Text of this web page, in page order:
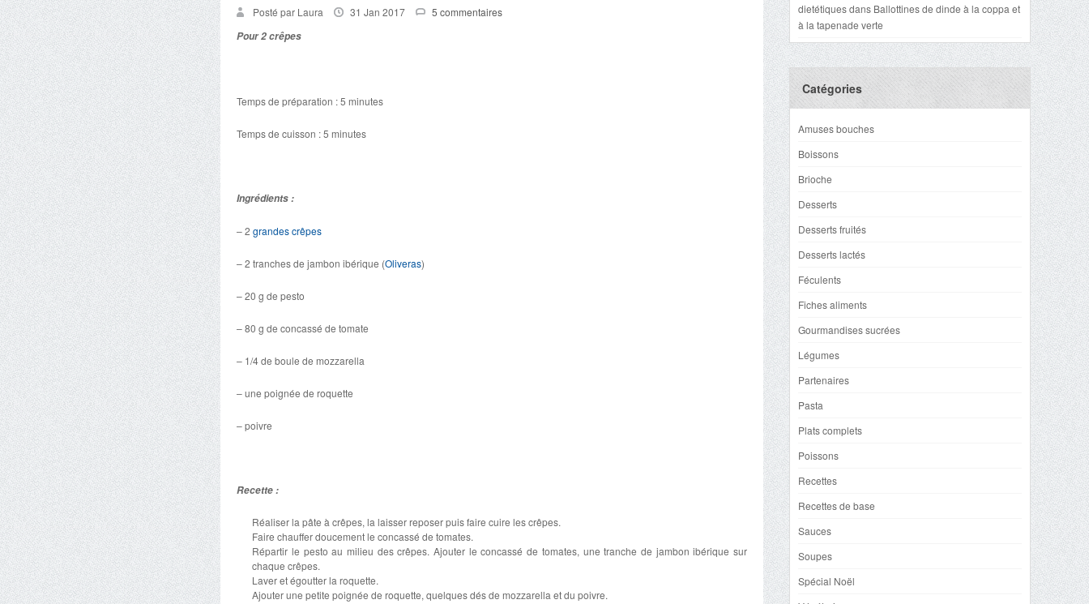
Posté par Laura 31 Jan 2017
5 commentaires
Pour 2 crêpes
Temps de préparation : 5 minutes
Temps de cuisson : 5 minutes
Ingrédients :
– 2 grandes crêpes
– 2 tranches de jambon ibérique (Oliveras)
– 20 g de pesto
– 80 g de concassé de tomate
– 1/4 de boule de mozzarella
– une poignée de roquette
– poivre
Recette :
Réaliser la pâte à crêpes, la laisser reposer puis faire cuire les crêpes.
Faire chauffer doucement le concassé de tomates.
Répartir le pesto au milieu des crêpes. Ajouter le concassé de tomates, une tranche de jambon ibérique sur
chaque crêpes.
Laver et égoutter la roquette.
Ajouter une petite poignée de roquette, quelques dés de mozzarella et du poivre.
dietétiquesdans Ballottines de dinde à la coppa et
à la tapenade verte
Catégories
Amuses bouches
Boissons
Brioche
Desserts
Desserts fruités
Desserts lactés
Féculents
Fiches aliments
Gourmandises sucrées
Légumes
Partenaires
Pasta
Plats complets
Poissons
Recettes
Recettes de base
Sauces
Soupes
Spécial Noël